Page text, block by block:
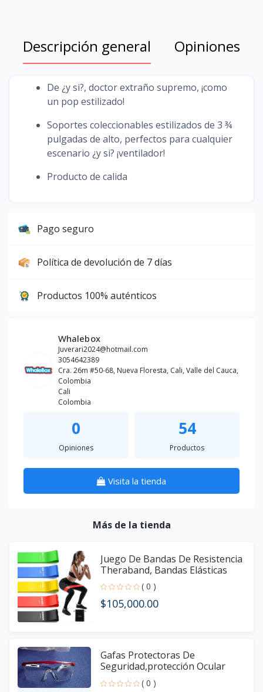
Descripción general Opiniones
De ¿y si?, doctor extraño supremo, ¡como
un pop estilizado!
Soportes coleccionables estilizados de 3 ¾
pulgadas de alto, perfectos para cualquier
escenario ¿y si? ¡ventilador!
Producto de calida
Pago seguro
Política de devolución de 7 días
Productos 100% auténticos
Whalebox
Juverari2024@hotmail.com
3054642389
Cra. 26m #50-68, Nueva Floresta, Cali, Valle del Cauca,
Colombia
Cali
Colombia
0
Opiniones
54
Productos
Visita la tienda
Más de la tienda
Juego De Bandas De Resistencia
Theraband, Bandas Elásticas
( 0 )
$105,000.00
Gafas Protectoras De
Seguridad,protección Ocular
Protección de grado industria
( 0 )